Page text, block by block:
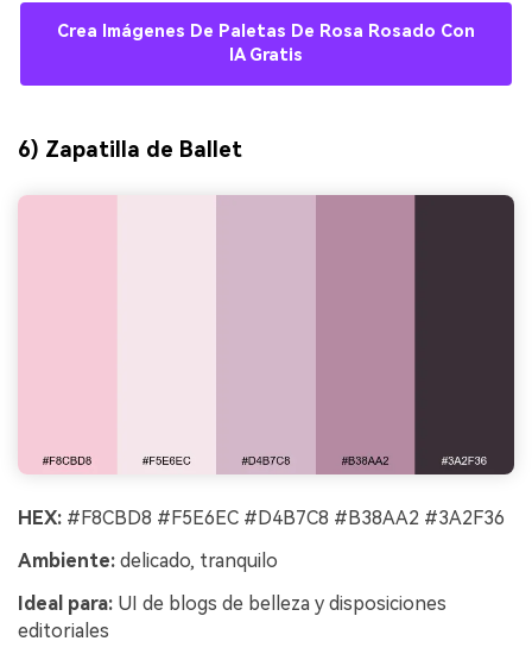
Crea Imágenes De Paletas De Rosa Rosado Con
IA Gratis
6) Zapatilla de Ballet
HEX: #F8CBD8 #F5E6EC #D4B7C8 #B38AA2 #3A2F36
Ambiente: delicado, tranquilo
Ideal para: UI de blogs de belleza y disposiciones
editoriales